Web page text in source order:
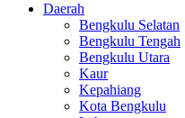
Daerah
Bengkulu Selatan
Bengkulu Tengah
Bengkulu Utara
Kaur
Kepahiang
Kota Bengkulu